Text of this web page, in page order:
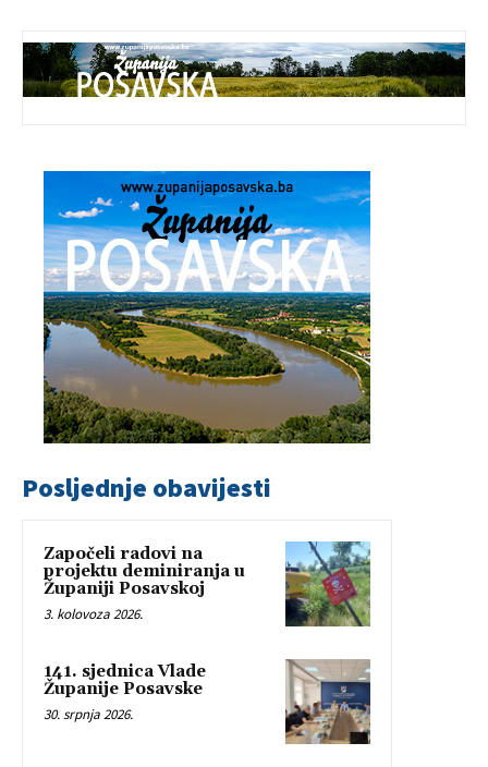
Posljednje obavijesti
Započeli radovi na
projektu deminiranja u
Županiji Posavskoj
3. kolovoza 2026.
141. sjednica Vlade
Županije Posavske
30. srpnja 2026.